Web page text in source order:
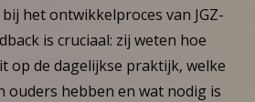
het ontwikkelproces van JGZ-
is cruciaal: zij weten hoe
op de dagelijkse praktijk, welke
ouders hebben en wat nodig is